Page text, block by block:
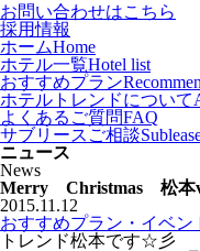
お問い合わせはこちら
採用情報
ホームHome
ホテル一覧Hotel list
おすすめプラン
ホテルトレンドについて
よくあるご質問FAQ
サブリースご相談
ニュース
News
Merry Christmas 松本
2015.11.12
おすすめプラン・イベン
トレンド松本です☆彡